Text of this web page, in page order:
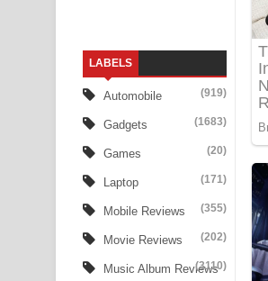
Adare Wadi Nisa
UNUHUMA Song
Katakara Song Lyrics
Tharu Yaye Dilena
Ow Man Sosa Song
Heavy Weight Song
Aye Lanweela Song
LABELS
Automobile (919)
Gadgets (1683)
Games (20)
Laptop (171)
Mobile Reviews (355)
Movie Reviews (202)
Music Album Reviews
(3110)